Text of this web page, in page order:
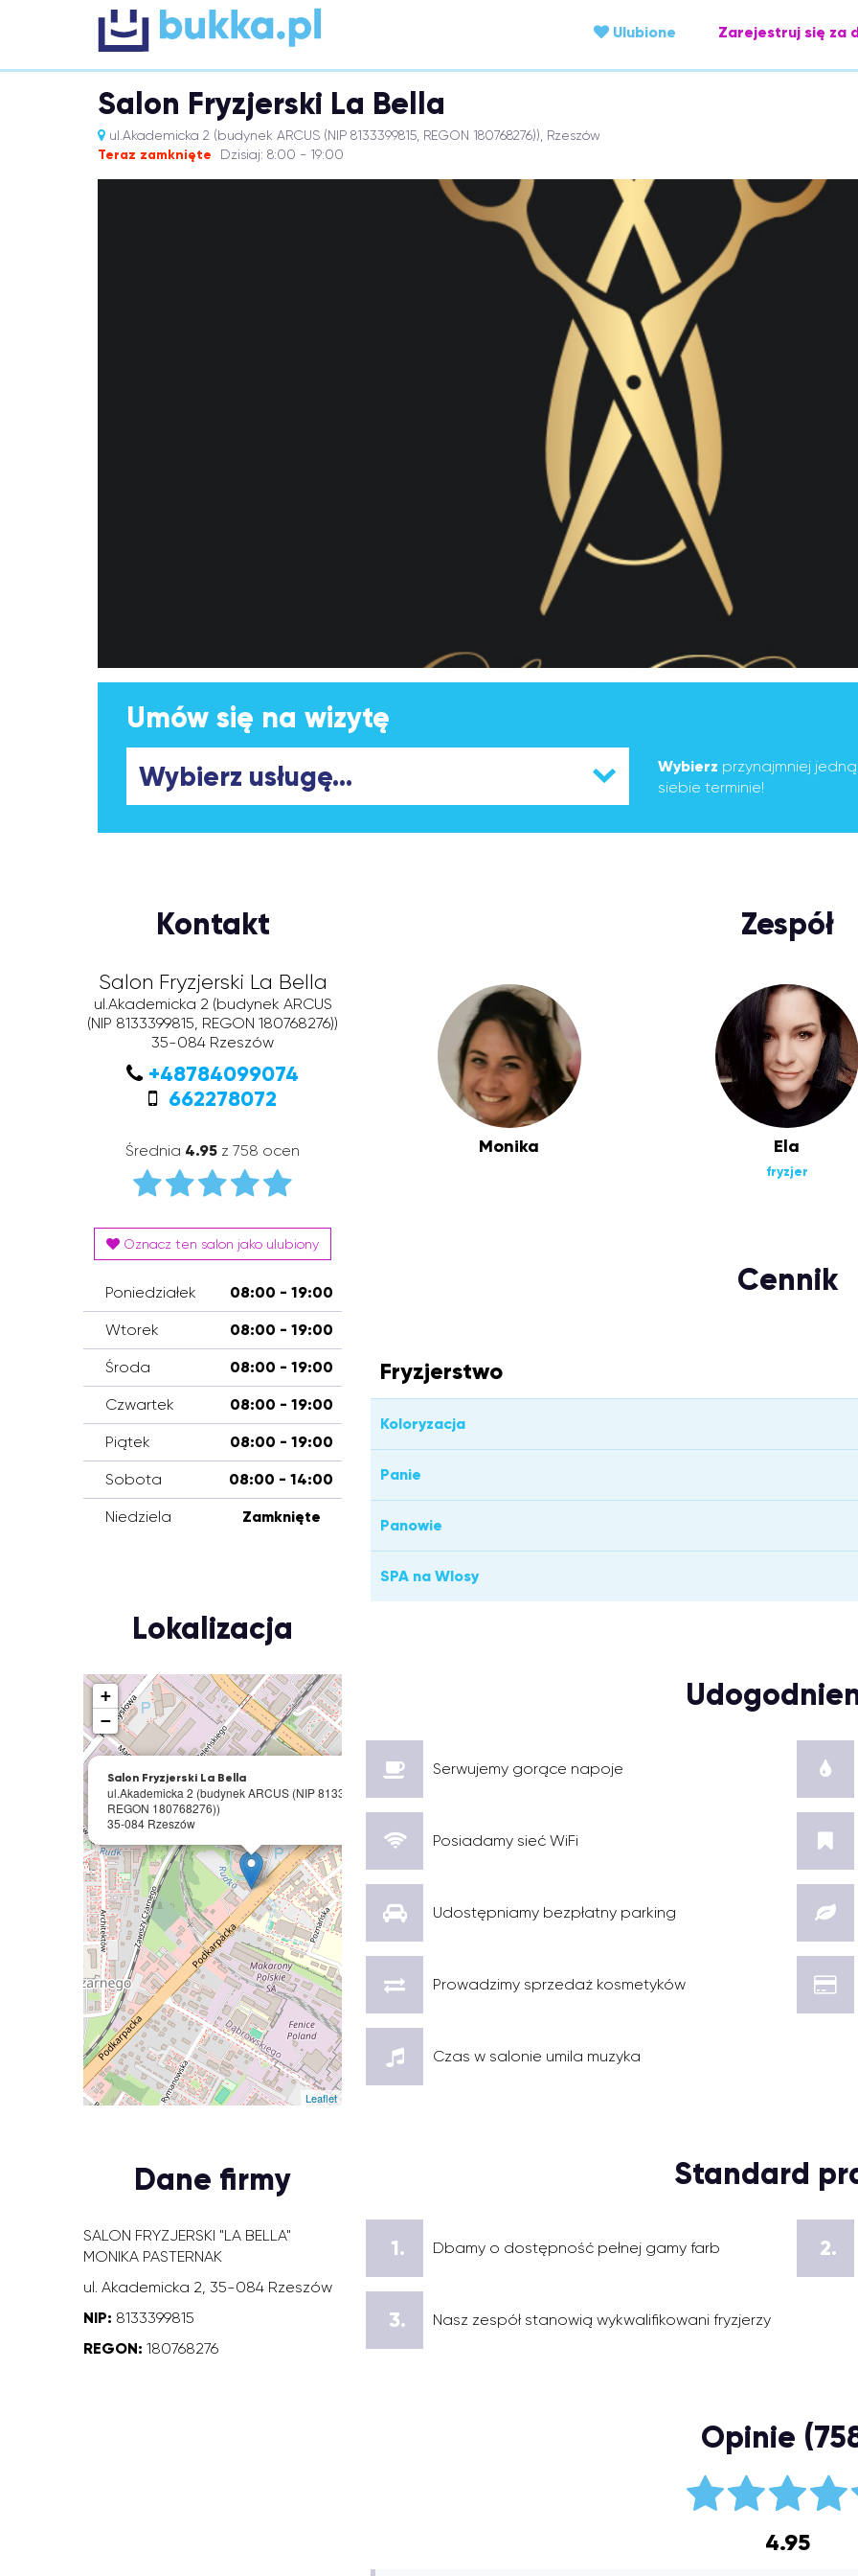
Ulubione Zarejestruj się za
Salon Fryzjerski La Bella
ul.Akademicka 2 (budynek ARCUS (NIP 8133399815, REGON 180768276)), Rzeszów
Teraz zamknięte Dzisiaj: 8:00 - 19:00
Umów się na wizytę
Wybierz przynajmniej
siebie terminie!
Kontakt
Salon Fryzjerski La Bella
ul.Akademicka 2(budynek ARCUS
(NIP 8133399815, REGON 180768276))
35-084 Rzeszów
+48784099074
662278072
Średnia 4.95 z 758 ocen
Oznacz ten salon jako ulubiony
Poniedziałek 08:00 - 19:00
Wtorek 08:00 - 19:00
Środa 08:00 - 19:00
Czwartek 08:00 - 19:00
Piątek 08:00 - 19:00
Sobota 08:00 - 14:00
Niedziela Zamknięte
Lokalizacja
Salon Fryzjerski La Bella
ul.Akademicka 2 (budynek ARCUS (NIP 8133399815,
REGON 180768276))
35-084 Rzeszów
×
+
−
Leaflet
Dane firmy
SALON FRYZJERSKI "LA BELLA"
MONIKA PASTERNAK
ul. Akademicka 2, 35-084 Rzeszów
NIP: 8133399815
REGON: 180768276
Zespół
Monika Ela
fryzjer
Cennik
Fryzjerstwo
Koloryzacja
Panie
Panowie
SPA na Wlosy
Serwujemy gorące napoje
Posiadamy sieć WiFi
Udostępniamy bezpłatny parking
Prowadzimy sprzedaż kosmetyków
Czas w salonie umila muzyka
Standard
1. Dbamy o dostępność pełnej gamy farb 2.
3. Nasz zespół stanowią wykwalifikowani fryzjerzy
Opinie
4.95